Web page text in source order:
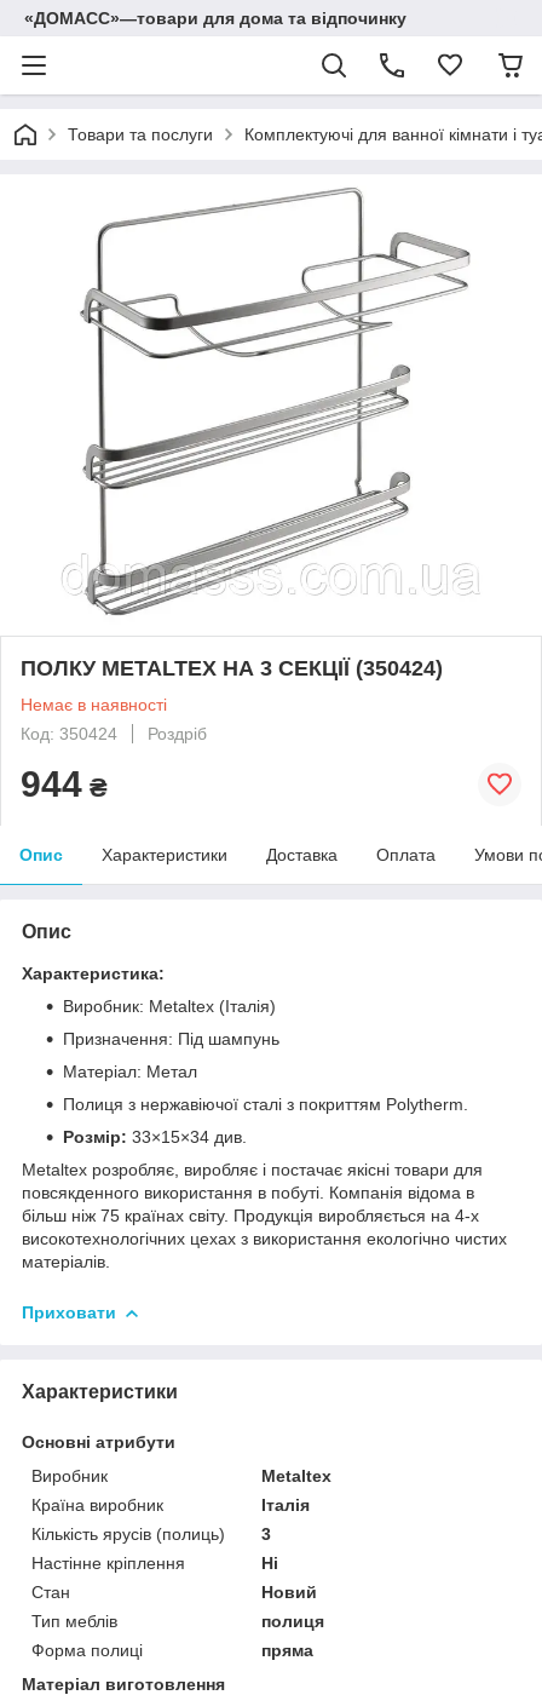
«ДОМАСС»—товари для дома та відпочинку
Товари та послуги Комплектуючі для ванної кімнати і
ПОЛКУ METALTEX НА 3 СЕКЦІЇ (350424)
Немає в наявності
Код: 350424
Роздріб
944 ₴
Опис Характеристики Доставка Оплата Умови
Опис
Характеристика:
Виробник: Metaltex (Італія)
Призначення: Під шампунь
Матеріал: Метал
Полиця з нержавіючої сталі з покриттям Polytherm.
Розмір: 33×15×34 див.
Metaltex розробляє, виробляє і постачає якісні товари для
повсякденного використання в побуті. Компанія відома в
більш ніж 75 країнах світу. Продукція виробляється на 4-х
високотехнологічних цехах з використання екологічно чистих
матеріалів.
Приховати
Характеристики
Основні атрибути
Виробник
Metaltex
Країна виробник
Італія
Кількість ярусів (полиць)
3
Настінне кріплення
Ні
Стан
Новий
Тип меблів
полиця
Форма полиці
пряма
Матеріал виготовлення